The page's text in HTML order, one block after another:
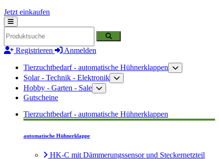
Jetzt einkaufen
Registrieren Anmelden
Tierzuchtbedarf - automatische Hühnerklappen
Solar - Technik - Elektronik
Hobby - Garten - Sale
Gutscheine
Tierzuchtbedarf - automatische Hühnerklappen
automatische Hühnerklappe
HK-C mit Dämmerungssensor und Steckernetzteil